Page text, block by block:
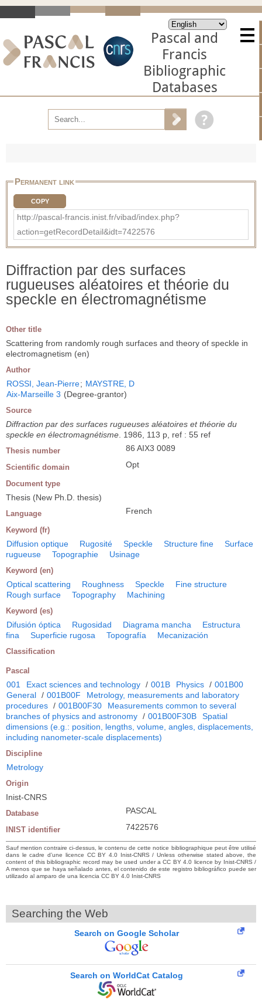
Pascal and
Francis
Bibliographic
Databases
Permanent link
COPY
http://pascal-francis.inist.fr/vibad/index.php?
action=getRecordDetail&idt=7422576
Diffraction par des surfaces
rugueuses aléatoires et théorie du
speckle en électromagnétisme
Other title
Scattering from randomly rough surfaces and theory of speckle in
electromagnetism (en)
Author
ROSSI, Jean-Pierre; MAYSTRE, D
Aix-Marseille 3 (Degree-grantor)
Source
Diffraction par des surfaces rugueuses aléatoires et théorie du
speckle en électromagnétisme . 1986, 113 p, ref : 55 ref
Thesis number 86 AIX3 0089
Scientific domain Opt
Document type
Thesis (New Ph.D. thesis)
Language French
Keyword (fr)
Diffusion optique Rugosité Speckle Structure fine
Surface
rugueuse
Topographie Usinage
Keyword (en)
Optical scattering Roughness Speckle
Fine structure
Rough surface
Topography Machining
Keyword (es)
Difusión óptica Rugosidad Diagrama mancha
Estructura
fina
Superficie rugosa Topografía Mecanización
Classification
Pascal
001 Exact sciences and technology / 001B Physics / 001B00
General / 001B00F
Metrology, measurements and laboratory
procedures / 001B00F30
Measurements common to several
branches of physics and astronomy / 001B00F30B
Spatial
dimensions (e.g.: position, lengths, volume, angles, displacements,
including nanometer-scale displacements)
Discipline
Metrology
Origin
Inist-CNRS
Database PASCAL
INIST identifier 7422576
Sauf mention contraire ci-dessus, le contenu de cette notice bibliographique peut être utilisé
dans le cadre d’une licence CC BY 4.0 Inist-CNRS / Unless otherwise stated above, the
content of this bibliographic record may be used under a CC BY 4.0 licence by Inist-CNRS /
A menos que se haya señalado antes, el contenido de este registro bibliográfico puede ser
utilizado al amparo de una licencia CC BY 4.0 Inist-CNRS
Searching the Web
Search on Google Scholar
Search on WorldCat Catalog